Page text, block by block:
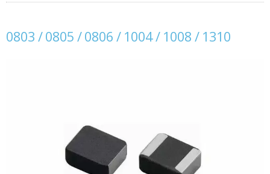
0803 / 0805 / 0806 / 1004 / 1008 / 1310